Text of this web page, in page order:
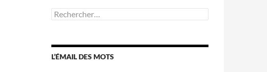
Rechercher :
L’ÉMAIL DES MOTS